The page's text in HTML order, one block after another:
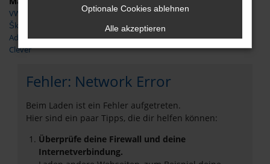
VW
Škoda
Adria
Clever
Fehler: Network Error
Beim Laden ist ein Fehler aufgetreten.
Hier sind ein paar Tipps, die dir helfen können:
Überprüfe deine Firewall und deine
Internetverbindung.
Optionale Cookies ablehnen
Alle akzeptieren